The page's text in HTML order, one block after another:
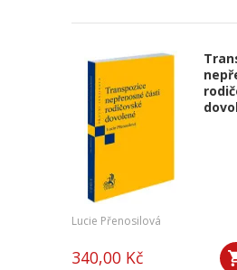
Lucie Přenosilová
340,00 Kč